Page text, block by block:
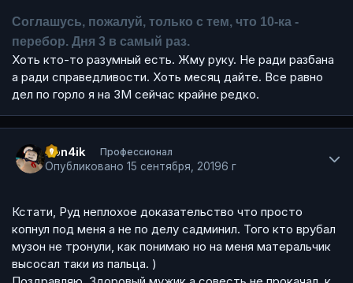
Соглашусь, пожалуй, только с тем, что 10-ка -
перебор. Дня 3 в самый раз.
Хоть кто-то разумный есть. Жму руку. Не ради разбана
а ради справедливости. Хоть месяц дайте. Все равно
дел по горло я на ЗМ сейчас крайне редко.
Pon4ik Профессионал
Опубликовано 15 сентября, 20196 г
Кстати, Руд неплохое доказательство что просто
копнул под меня а не по делу садминил. Того кто врубал
музон не тронули, как понимаю но на меня матеральчик
высосал таки из пальца. )